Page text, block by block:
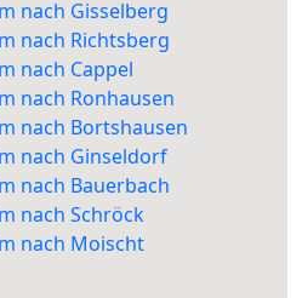
nach Gisselberg
nach Richtsberg
nach Cappel
nach Ronhausen
nach Bortshausen
nach Ginseldorf
nach Bauerbach
nach Schröck
nach Moischt